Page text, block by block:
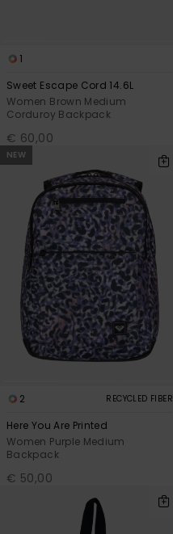
1
Sweet Escape Cord 14.6L
Women Brown Medium
Corduroy Backpack
€ 60,00
NEW
2 RECYCLED FIBER
Here You Are Printed
Women Purple Medium
Backpack
€ 50,00